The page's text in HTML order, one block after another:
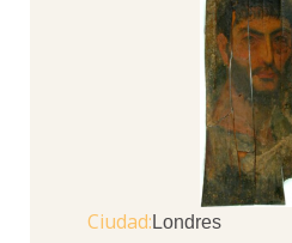
Ciudad Londres